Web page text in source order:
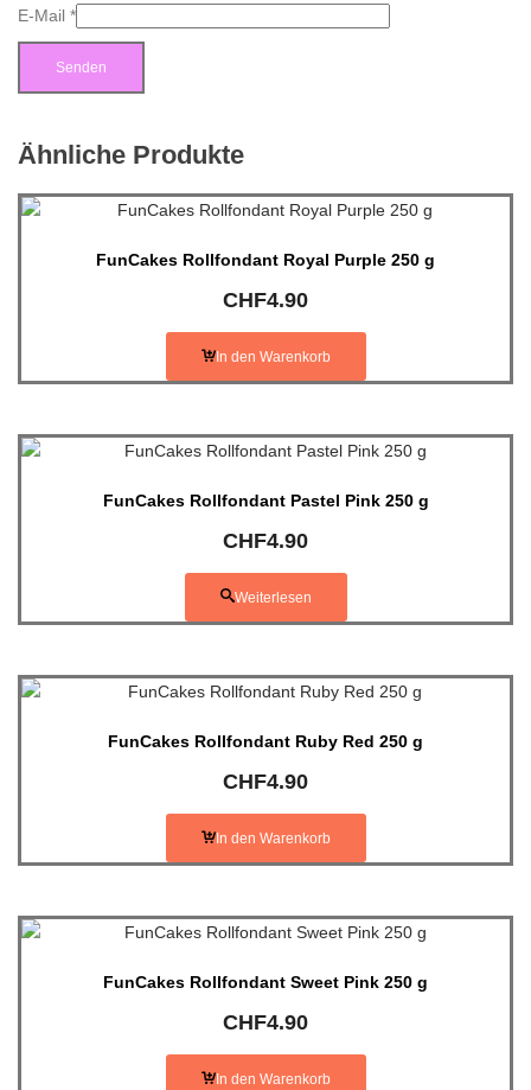
E-Mail *
Ähnliche Produkte
FunCakes Rollfondant Royal Purple 250 g
CHF4.90
In den Warenkorb
FunCakes Rollfondant Pastel Pink 250 g
CHF4.90
Weiterlesen
FunCakes Rollfondant Ruby Red 250 g
CHF4.90
In den Warenkorb
FunCakes Rollfondant Sweet Pink 250 g
CHF4.90
In den Warenkorb